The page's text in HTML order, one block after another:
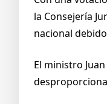
la Consejería
nacional
El ministro